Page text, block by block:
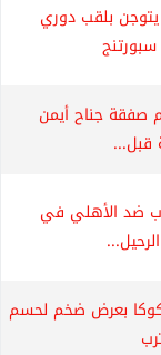
بلقب دوري
صفقة جناح أيمن
قبل...
ضد الأهلي في
كوكا بعرض ضخم لحسم